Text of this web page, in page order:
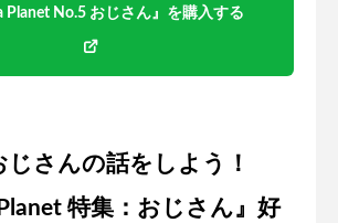
Planet No.5 おじさん』を購入する
じさんの話をしよう！
Planet 特集：おじさん』好